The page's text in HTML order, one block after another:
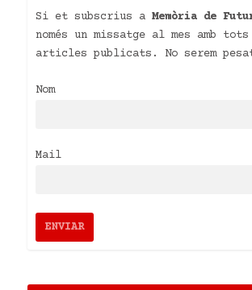
Si et subscrius a Memòria de
només un missatge al mes amb
articles publicats. No serem
Nom
Mail